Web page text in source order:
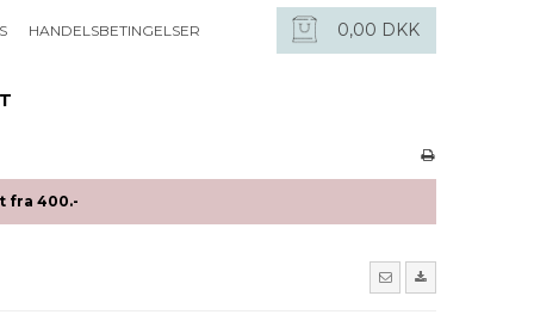
HANDELSBETINGELSER 0,00 DKK
fra 400.-